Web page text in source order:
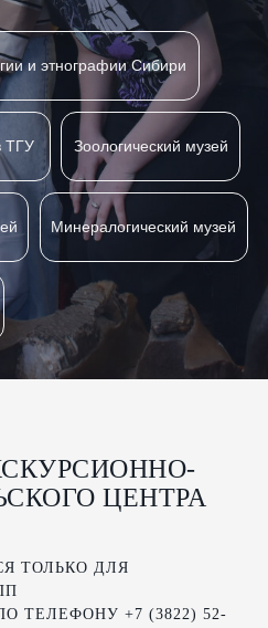
музей
ЦЕНТРА
ТОЛЬКО ДЛЯ
ТЕЛЕФОНУ +7 (3822) 52-